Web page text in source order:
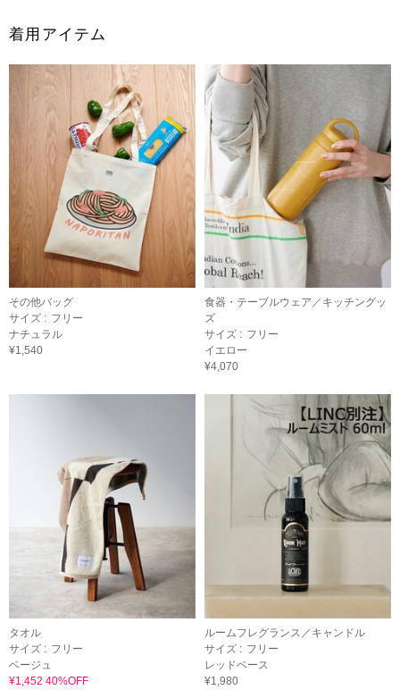
着用アイテム
その他バッグ
サイズ : フリー
ナチュラル
¥1,540
食器・テーブルウェア／キッチングッ
ズ
サイズ : フリー
イエロー
¥4,070
タオル
サイズ : フリー
ベージュ
¥1,452 40%OFF
ルームフレグランス／キャンドル
サイズ : フリー
レッドベース
¥1,980